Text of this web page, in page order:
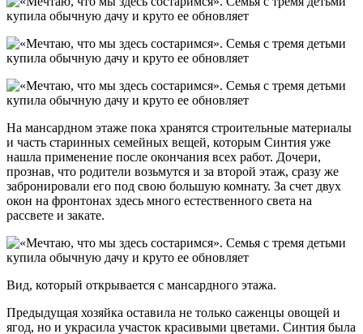
На мансардном этаже пока хранятся строительные материалы
и часть старинных семейных вещей, которым Синтия уже
нашла применение после окончания всех работ. Дочери,
прознав, что родители возьмутся и за второй этаж, сразу же
забронировали его под свою большую комнату. За счет двух
окон на фронтонах здесь много естественного света на
рассвете и закате.
Вид, который открывается с мансардного этажа.
Предыдущая хозяйка оставила не только саженцы овощей и
ягод, но и украсила участок красивыми цветами. Синтия была